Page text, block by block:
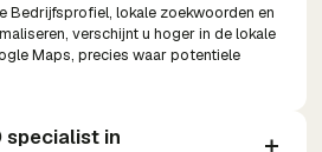
Bedrijfsprofiel, lokale zoekwoorden en
verschijnt u hoger in de lokale
Maps, precies waar potentiele
specialist in